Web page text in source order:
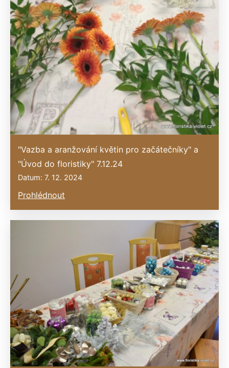
"Vazba a aranžování květin pro začátečníky" a
"Úvod do floristiky" 7.12.24
Datum: 7. 12. 2024
Prohlédnout